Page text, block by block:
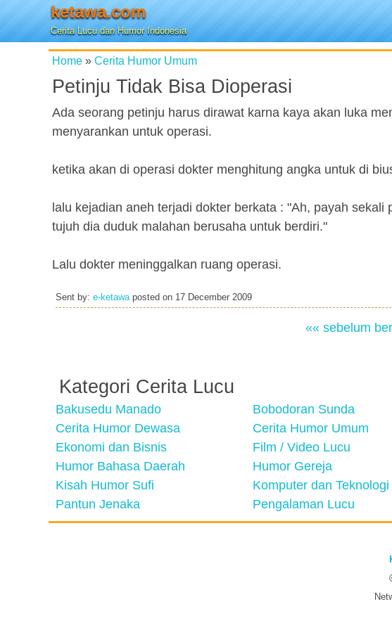
ketawa.com
Cerita Lucu dan Humor Indonesia
Home » Cerita Humor Umum
Petinju Tidak Bisa Dioperasi
Ada seorang petinju harus dirawat karna kaya akan luka
menyarankan untuk operasi.
ketika akan di operasi dokter menghitung angka untuk di
lalu kejadian aneh terjadi dokter berkata : "Ah, payah
tujuh dia duduk malahan berusaha untuk berdiri."
Lalu dokter meninggalkan ruang operasi.
Sent by: e-ketawaposted on 17 December 2009
«« sebelum
Kategori Cerita Lucu
Bakusedu Manado Bobodoran Sunda
Cerita Humor Dewasa
Cerita Humor Umum
Ekonomi dan Bisnis
Film / Video Lucu
Humor Bahasa Daerah
Humor Gereja
Kisah Humor Sufi
Komputer dan Teknologi
Pantun Jenaka
Pengalaman Lucu